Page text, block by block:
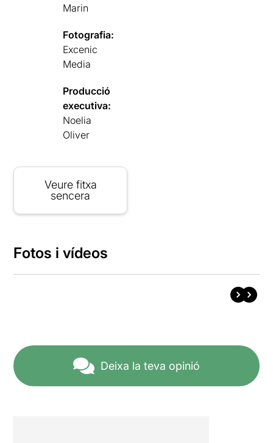
Marin
Fotografia:
Excenic
Media
Producció
executiva:
Noelia
Oliver
Veure fitxa
sencera
Fotos i vídeos
Deixa la teva opinió